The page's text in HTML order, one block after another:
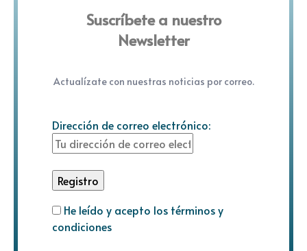
Suscríbete a nuestro
Newsletter
Actualízate con nuestras noticias por correo.
Dirección de correo electrónico:
He leído y acepto los términos y
condiciones